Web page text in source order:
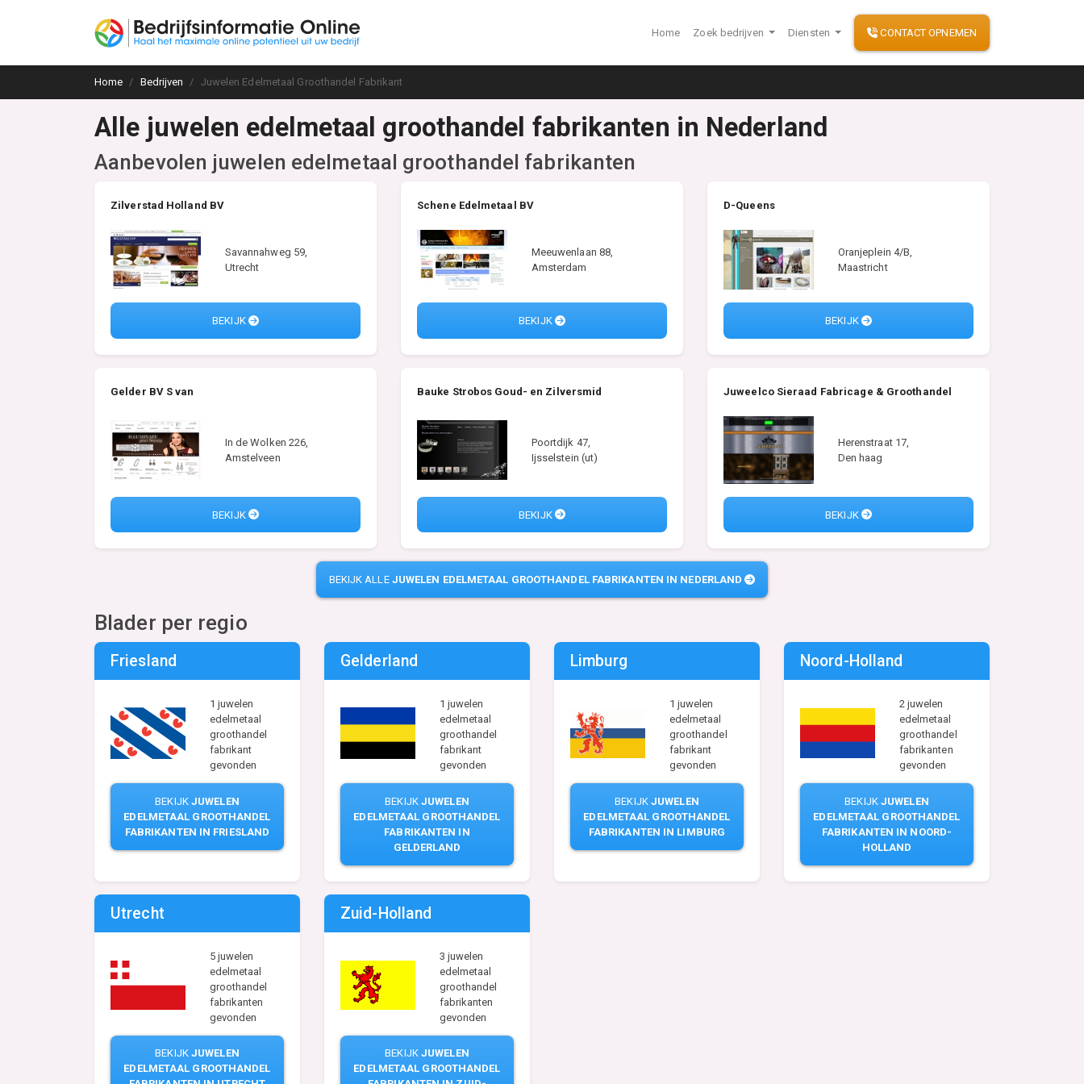
Home Zoek bedrijven Diensten CONTACT OPNEMEN
Home Bedrijven Juwelen Edelmetaal Groothandel Fabrikant
Alle juwelen edelmetaal groothandel fabrikanten in Nederland
Aanbevolen juwelen edelmetaal groothandel fabrikanten
Zilverstad Holland BV
Savannahweg 59,
Utrecht
BEKIJK
Schene Edelmetaal BV
Meeuwenlaan 88,
Amsterdam
BEKIJK
D-Queens
Oranjeplein 4/B,
Maastricht
BEKIJK
Gelder BV S van
In de Wolken 226,
Amstelveen
BEKIJK
Bauke Strobos Goud- en Zilversmid
Poortdijk 47,
Ijsselstein (ut)
BEKIJK
Juweelco Sieraad Fabricage & Groothandel
Herenstraat 17,
Den haag
BEKIJK
BEKIJK ALLE JUWELEN EDELMETAAL GROOTHANDEL FABRIKANTEN IN NEDERLAND
Blader per regio
Friesland
1 juwelen
edelmetaal
groothandel
fabrikant
gevonden
BEKIJK JUWELEN
EDELMETAAL GROOTHANDEL
FABRIKANTEN IN FRIESLAND
Gelderland
1 juwelen
edelmetaal
groothandel
fabrikant
gevonden
BEKIJK JUWELEN
EDELMETAAL GROOTHANDEL
FABRIKANTEN IN
GELDERLAND
Limburg
1 juwelen
edelmetaal
groothandel
fabrikant
gevonden
BEKIJK JUWELEN
EDELMETAAL GROOTHANDEL
FABRIKANTEN IN LIMBURG
Noord-Holland
2 juwelen
edelmetaal
groothandel
fabrikanten
gevonden
BEKIJK JUWELEN
EDELMETAAL GROOTHANDEL
FABRIKANTEN IN NOORD-
HOLLAND
Utrecht
5 juwelen
edelmetaal
groothandel
fabrikanten
gevonden
BEKIJK JUWELEN
EDELMETAAL GROOTHANDEL
Zuid-Holland
3 juwelen
edelmetaal
groothandel
fabrikanten
gevonden
BEKIJK JUWELEN
EDELMETAAL GROOTHANDEL